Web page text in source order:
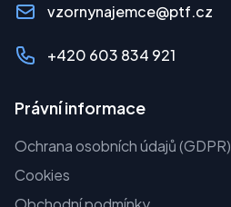
vzornynajemce@ptf.cz
+420 603 834 921
Právní informace
Ochrana osobních údajů (GDPR)
Cookies